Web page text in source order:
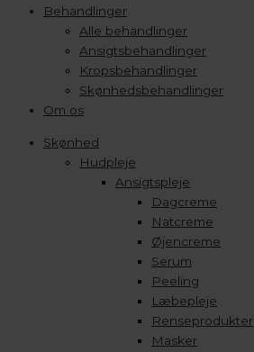
Behandlinger
Alle behandlinger
Ansigtsbehandlinger
Kropsbehandlinger
Skønhedsbehandlinger
Om os
Skønhed
Hudpleje
Ansigtspleje
Dagcreme
Natcreme
Øjencreme
Serum
Peeling
Læbepleje
Renseprodukter
Masker